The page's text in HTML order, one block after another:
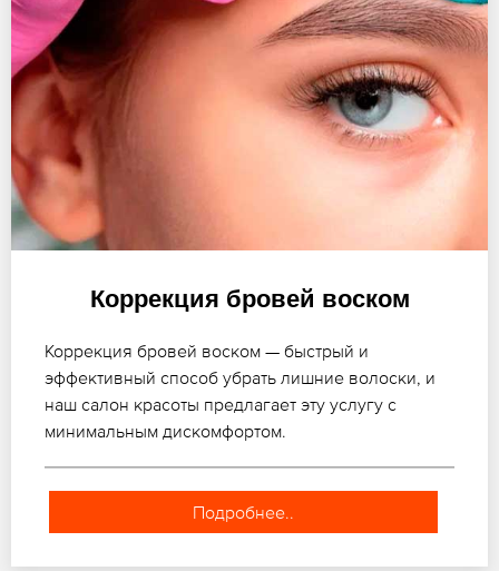
Коррекция бровей воском
Коррекция бровей воском — быстрый и
эффективный способ убрать лишние волоски, и
наш салон красоты предлагает эту услугу с
минимальным дискомфортом.
Подробнее..